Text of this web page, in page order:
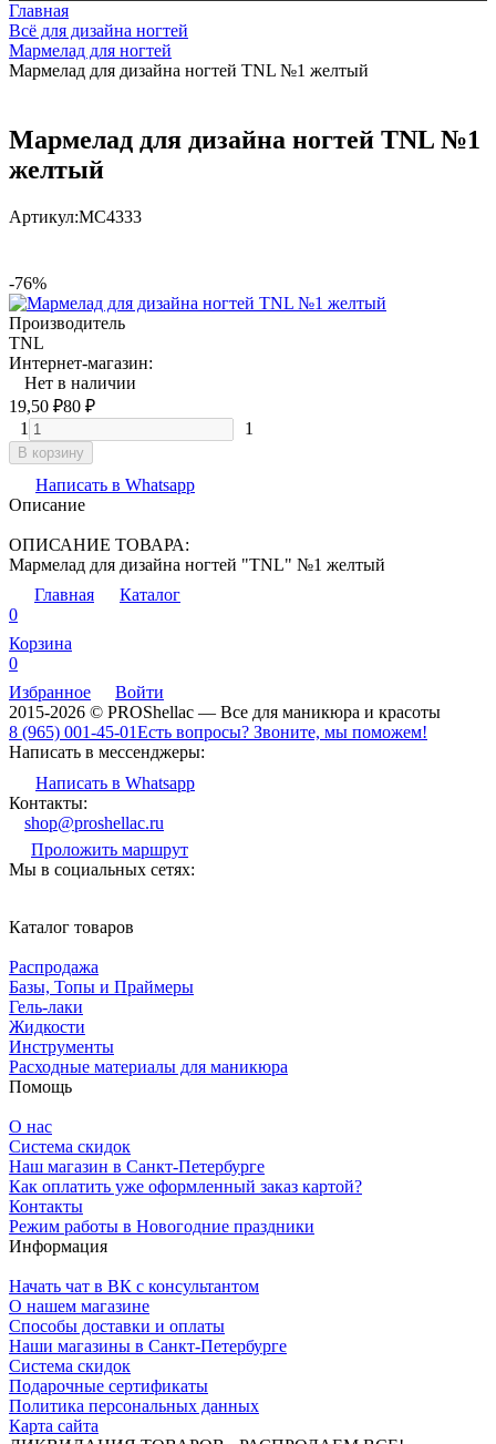
Главная
Всё для дизайна ногтей
Мармелад для ногтей
Мармелад для дизайна ногтей TNL №1 желтый
Мармелад для дизайна ногтей TNL №1
желтый
Артикул:МС4333
-76%
Производитель
TNL
Интернет-магазин:
Нет в наличии
19,50 ₽80 ₽
1
1
В корзину
Написать в Whatsapp
Описание
ОПИСАНИЕ ТОВАРА:
Мармелад для дизайна ногтей "TNL" №1 желтый
Главная
Каталог
0
Корзина
0
Избранное
Войти
2015-2026 © PROShellac — Все для маникюра и красоты
8 (965) 001-45-01Есть вопросы? Звоните, мы поможем!
Написать в мессенджеры:
Написать в Whatsapp
Контакты:
shop@proshellac.ru
Проложить маршрут
Мы в социальных сетях:
Каталог товаров
Распродажа
Базы, Топы и Праймеры
Гель-лаки
Жидкости
Инструменты
Расходные материалы для маникюра
Помощь
О нас
Система скидок
Наш магазин в Санкт-Петербурге
Как оплатить уже оформленный заказ картой?
Контакты
Режим работы в Новогодние праздники
Информация
Начать чат в ВК с консультантом
О нашем магазине
Способы доставки и оплаты
Наши магазины в Санкт-Петербурге
Система скидок
Подарочные сертификаты
Политика персональных данных
Карта сайта